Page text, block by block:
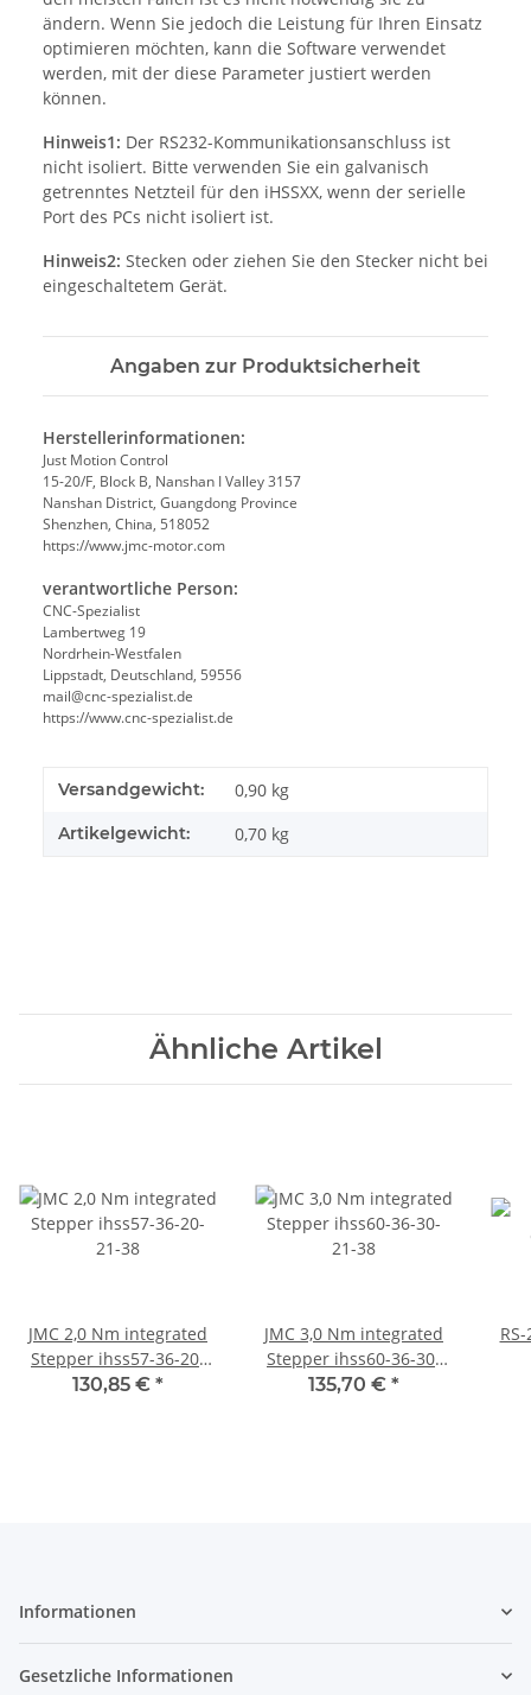
ändern. Wenn Sie jedoch die Leistung für Ihren Einsatz
optimieren möchten, kann die Software verwendet
werden, mit der diese Parameter justiert werden
können.
Hinweis1: Der RS232-Kommunikationsanschluss ist
nicht isoliert. Bitte verwenden Sie ein galvanisch
getrenntes Netzteil für den iHSSXX, wenn der serielle
Port des PCs nicht isoliert ist.
Hinweis2: Stecken oder ziehen Sie den Stecker nicht bei
eingeschaltetem Gerät.
Angaben zur Produktsicherheit
Herstellerinformationen:
Just Motion Control
15-20/F, Block B, Nanshan I Valley 3157
Nanshan District, Guangdong Province
Shenzhen, China, 518052
https://www.jmc-motor.com
verantwortliche Person:
CNC-Spezialist
Lambertweg 19
Nordrhein-Westfalen
Lippstadt, Deutschland, 59556
mail@cnc-spezialist.de
https://www.cnc-spezialist.de
Versandgewicht: 0,90 kg
Artikelgewicht: 0,70 kg
Ähnliche Artikel
JMC 2,0 Nm integrated
Stepper ihss57-36-20-
21-38
130,85 € *
JMC 3,0 Nm integrated
Stepper ihss60-36-30-
21-38
135,70 € *
Informationen
Gesetzliche Informationen